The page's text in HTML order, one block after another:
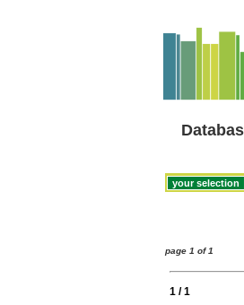
page 1 of 1
1 / 1